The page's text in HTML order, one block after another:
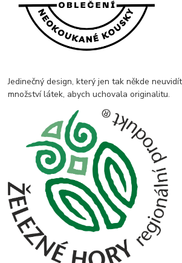
Jedinečný design, který jen tak někde
množství látek, abych uchovala originalitu.